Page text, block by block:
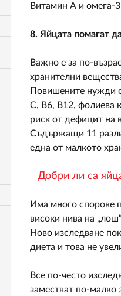
Витамин А и омега-
8. Яйцата помагат
Важно е за по-
хранителни
Повишените нужди
С, В6, В12, фолиева
риск от дефицит на
Съдържащи 11
една от малкото
Добри ли са
Има много спорове
високи нива на
Ново изследване
диета и това не
Все по-често
заместват по-малко